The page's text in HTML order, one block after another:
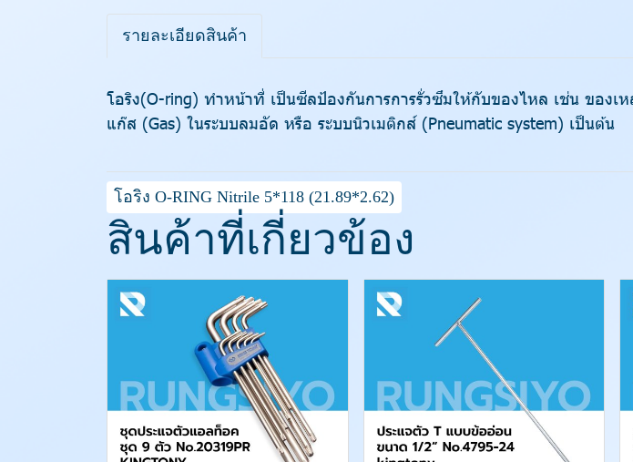
รายละเอียดสินค้า
โอริง(O-ring) ทำหน้าที่ เป็นซีลป้องกันการการรั่วซึมให้กับของไหล เช่น ของเ
แก๊ส (Gas) ในระบบลมอัด หรือ ระบบนิวเมติกส์ (Pneumatic system) เป็นต้น
โอริง O-RING Nitrile 5*118 (21.89*2.62)
สินค้าที่เกี่ยวข้อง